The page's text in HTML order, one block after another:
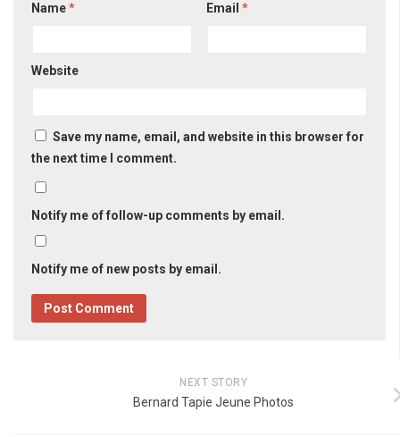
Name* Email*
Website
Save my name, email, and website in this browser for
the next time I comment.
Notify me of follow-up comments by email.
Notify me of new posts by email.
NEXT STORY
Bernard Tapie Jeune Photos